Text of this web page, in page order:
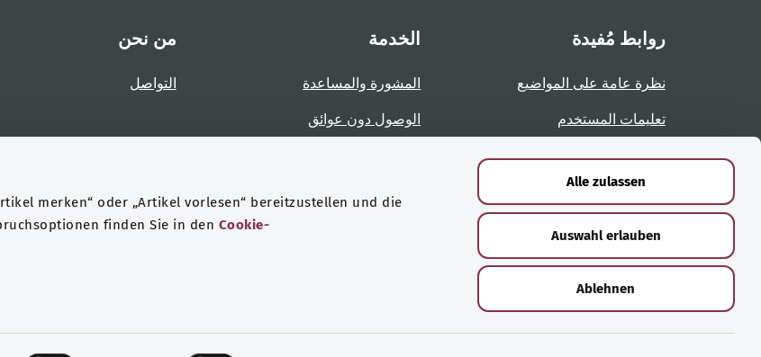
merken“ oder „Artikel vorlesen“ bereitzustellen und die
finden Sie in den Cookie-
Alle zulassen
Auswahl erlauben
Ablehnen
روابط مُفيدة
نظرة عامة على المواضيع
تعليمات المستخدم
نظرة عامة على الصفحات
الخدمة
المشورة والمساعدة
الوصول دون عوائق
من نحن
التواصل
الشهادات